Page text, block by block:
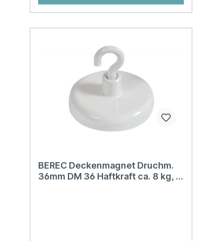
BEREC Deckenmagnet Druchm.
36mm DM 36 Haftkraft ca. 8 kg, 2